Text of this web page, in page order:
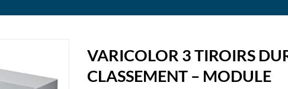
VARICOLOR 3 TIROIRS
CLASSEMENT – MODULE